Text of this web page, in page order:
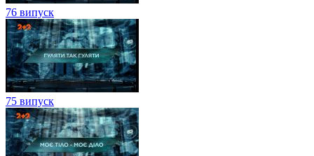
76 випуск
75 випуск